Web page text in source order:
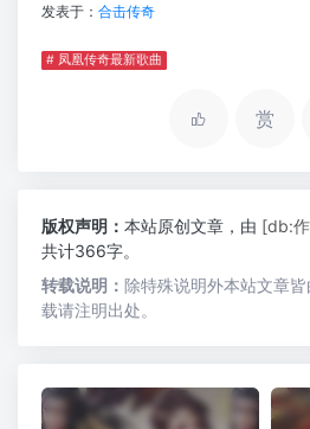
发表于： 合击传奇
# 凤凰传奇最新歌曲
赏
版权声明： 本站原创文章，由 [db:
共计366字。
转载说明： 除特殊说明外本站文章
载请注明出处。